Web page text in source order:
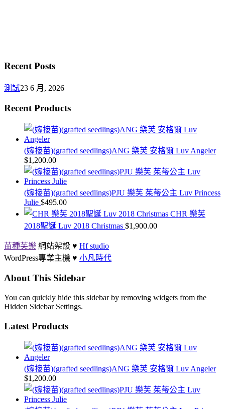
Recent Posts
測試23 6 月, 2026
Recent Products
(嫁接苗)(grafted seedlings)ANG 樂芙 安格爾 Luv Angeler
$1,200.00
(嫁接苗)(grafted seedlings)PJU 樂芙 茱蒂公主 Luv Princess
Julie $495.00
CHR 樂芙
2018聖誕 Luv 2018 Christmas $1,900.00
苗種芙樂 網站架設 ♥ Hf studio
WordPress專業主機 ♥ 小凡時代
About This Sidebar
You can quickly hide this sidebar by removing widgets from the
Hidden Sidebar Settings.
Latest Products
(嫁接苗)(grafted seedlings)ANG 樂芙 安格爾 Luv Angeler
$1,200.00